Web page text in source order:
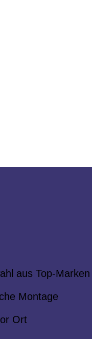
aus Top-Marken
Montage
Ort